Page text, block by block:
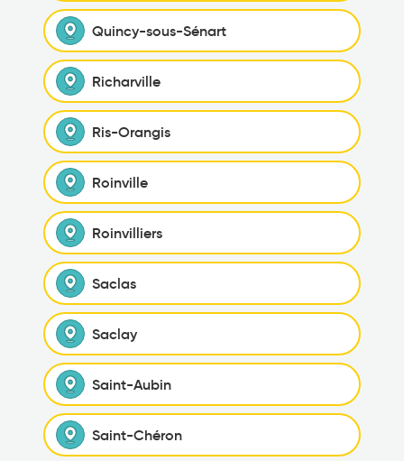
Quincy-sous-Sénart
Richarville
Ris-Orangis
Roinville
Roinvilliers
Saclas
Saclay
Saint-Aubin
Saint-Chéron